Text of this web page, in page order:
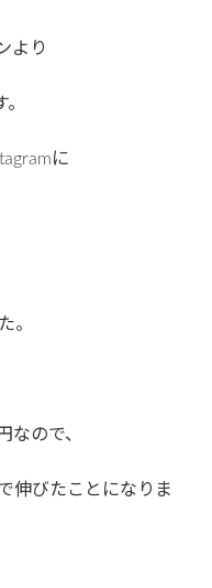
より
に
。
なので、
伸びたことになりま